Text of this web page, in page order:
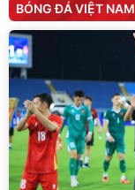
BÓNG ĐÁ VIỆT NAM